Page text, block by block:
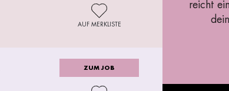
AUF MERKLISTE
ZUM JOB
reicht